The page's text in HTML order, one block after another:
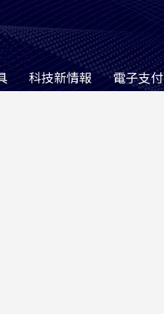
科技新情報 電子支付